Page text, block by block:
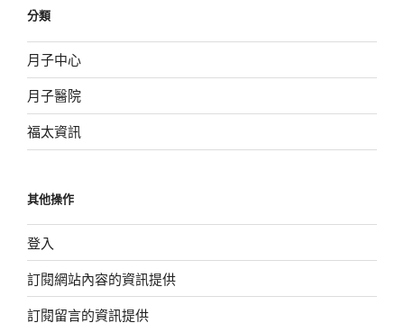
分類
月子中心
月子醫院
福太資訊
其他操作
登入
訂閱網站內容的資訊提供
訂閱留言的資訊提供